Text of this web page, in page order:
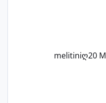
melitiniღ20